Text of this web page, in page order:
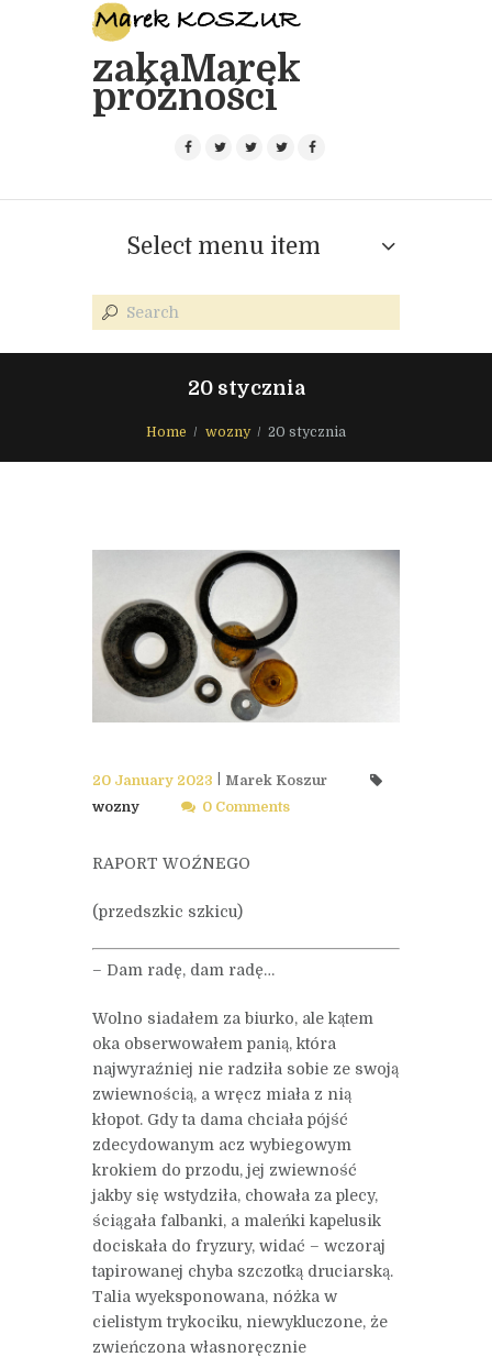
zakaMarek
próżności
Select menu item
20 stycznia
Home wozny 20 stycznia
20 January 2023
Marek Koszur
wozny
0 Comments
RAPORT WOŹNEGO
(przedszkic szkicu)
– Dam radę, dam radę…
Wolno siadałem za biurko, ale kątem
oka obserwowałem panią, która
najwyraźniej nie radziła sobie ze swoją
zwiewnością, a wręcz miała z nią
kłopot. Gdy ta dama chciała pójść
zdecydowanym acz wybiegowym
krokiem do przodu, jej zwiewność
jakby się wstydziła, chowała za plecy,
ściągała falbanki, a maleńki kapelusik
dociskała do fryzury, widać – wczoraj
tapirowanej chyba szczotką druciarską.
Talia wyeksponowana, nóżka w
cielistym trykociku, niewykluczone, że
zwieńczona własnoręcznie